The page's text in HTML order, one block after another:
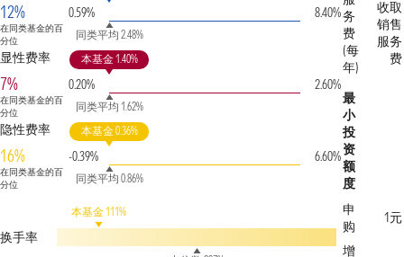
12%
在同类基金的百
分位
0.59%
同类平均 2.48%
8.40%
显性费率
7%
在同类基金的百
分位
0.20%
本基金 1.40%
同类平均 1.62%
2.60%
隐性费率
16%
在同类基金的百
分位
-0.39%
本基金 0.36%
同类平均 0.86%
6.60%
换手率
本基金 111%
务
费
(每
年)
收取
销售
服务
费
最
小
投
资
额
度
申
购
1元
增